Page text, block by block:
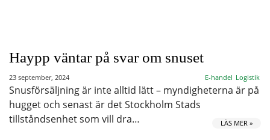
Haypp väntar på svar om snuset
23 september, 2024 E-handel Logistik
Snusförsäljning är inte alltid lätt – myndigheterna är på
hugget och senast är det Stockholm Stads
tillståndsenhet som vill dra…
LÄS MER »